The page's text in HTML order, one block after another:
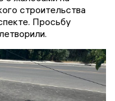
строительства
Просьбу